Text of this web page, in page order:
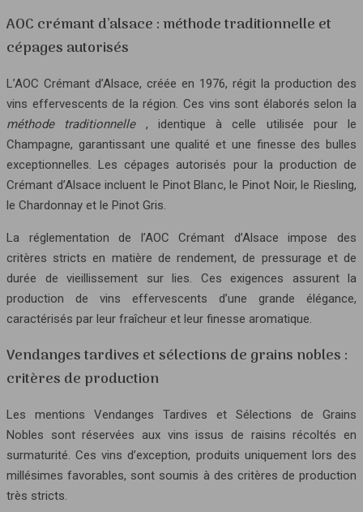
AOC crémant d’alsace : méthode traditionnelle et
cépages autorisés
L’AOC Crémant d’Alsace, créée en 1976, régit la production des
vins effervescents de la région. Ces vins sont élaborés selon la
méthode traditionnelle , identique à celle utilisée pour le
Champagne, garantissant une qualité et une finesse des bulles
exceptionnelles. Les cépages autorisés pour la production de
Crémant d’Alsace incluent le Pinot Blanc, le Pinot Noir, le Riesling,
le Chardonnay et le Pinot Gris.
La réglementation de l’AOC Crémant d’Alsace impose des
critères stricts en matière de rendement, de pressurage et de
durée de vieillissement sur lies. Ces exigences assurent la
production de vins effervescents d’une grande élégance,
caractérisés par leur fraîcheur et leur finesse aromatique.
Vendanges tardives et sélections de grains nobles :
critères de production
Les mentions Vendanges Tardives et Sélections de Grains
Nobles sont réservées aux vins issus de raisins récoltés en
surmaturité. Ces vins d’exception, produits uniquement lors des
millésimes favorables, sont soumis à des critères de production
très stricts.